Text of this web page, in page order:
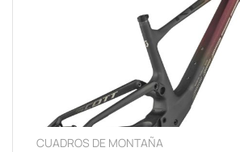
CUADROS DE MONTAÑA